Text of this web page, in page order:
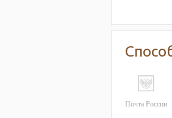
Почта России